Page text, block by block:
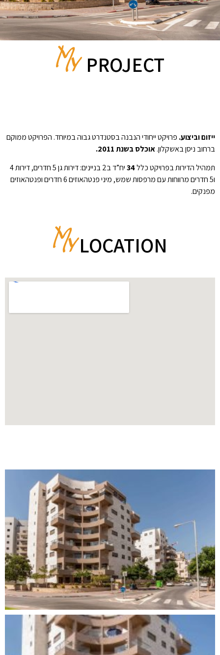
PROJECT
ייזום וביצוע. פרויקט ייחודי הנבנה בסטנדרט גבוה במיוחד. הפרויקט ממוקם
ברחוב ניסן באשקלון.אוכלס בשנת 2011.
תמהיל הדירות בפרויקט כלל34
יח”ד ב2 בניינים: דירות גן 5 חדרים, דירות 4
ו5 חדרים מרווחות עם מרפסות שמש, מיני פנטהאוזים 6 חדרים ופנטהאוזים
מפנקים.
LOCATION